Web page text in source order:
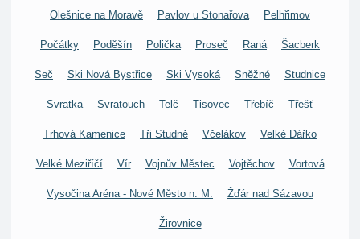
Olešnice na Moravě Pavlov u Stonařova Pelhřimov
Počátky Poděšín Polička Proseč Raná Šacberk
Seč Ski Nová Bystřice Ski Vysoká Sněžné Studnice
Svratka Svratouch Telč Tisovec Třebíč Třešť
Trhová Kamenice Tři Studně Včelákov Velké Dářko
Velké Meziříčí Vír Vojnův Městec Vojtěchov Vortová
Vysočina Aréna - Nové Město n. M. Žďár nad Sázavou
Žirovnice